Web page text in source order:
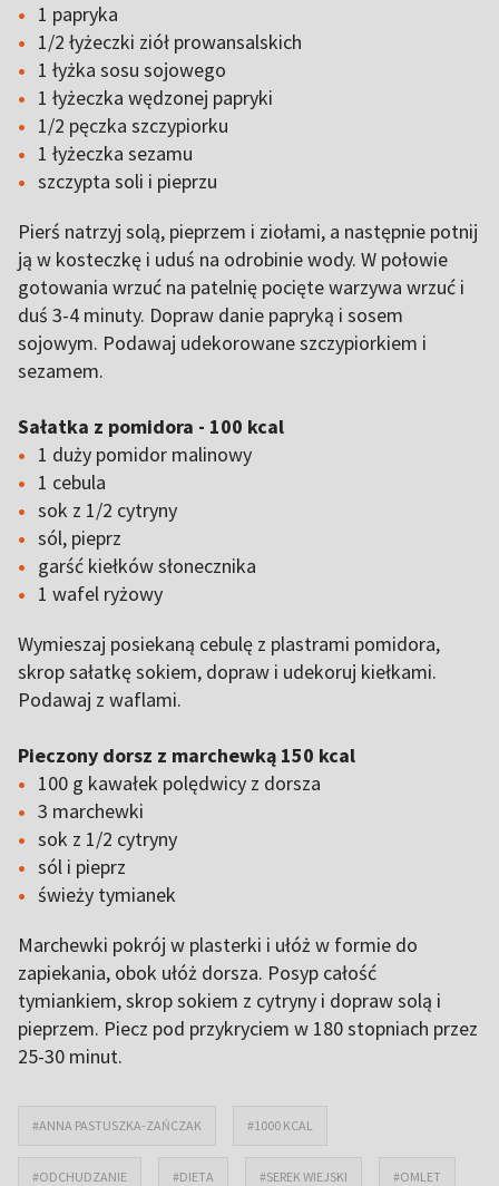
1 papryka
1/2 łyżeczki ziół prowansalskich
1 łyżka sosu sojowego
1 łyżeczka wędzonej papryki
1/2 pęczka szczypiorku
1 łyżeczka sezamu
szczypta soli i pieprzu
Pierś natrzyj solą, pieprzem i ziołami, a następnie potnij
ją w kosteczkę i uduś na odrobinie wody. W połowie
gotowania wrzuć na patelnię pocięte warzywa wrzuć i
duś 3-4 minuty. Dopraw danie papryką i sosem
sojowym. Podawaj udekorowane szczypiorkiem i
sezamem.
Sałatka z pomidora - 100 kcal
1 duży pomidor malinowy
1 cebula
sok z 1/2 cytryny
sól, pieprz
garść kiełków słonecznika
1 wafel ryżowy
Wymieszaj posiekaną cebulę z plastrami pomidora,
skrop sałatkę sokiem, dopraw i udekoruj kiełkami.
Podawaj z waflami.
Pieczony dorsz z marchewką 150 kcal
100 g kawałek polędwicy z dorsza
3 marchewki
sok z 1/2 cytryny
sól i pieprz
świeży tymianek
Marchewki pokrój w plasterki i ułóż w formie do
zapiekania, obok ułóż dorsza. Posyp całość
tymiankiem, skrop sokiem z cytryny i dopraw solą i
pieprzem. Piecz pod przykryciem w 180 stopniach przez
25-30 minut.
#ANNA PASTUSZKA-ZAŃCZAK #1000 KCAL
#ODCHUDZANIE #DIETA #SEREK WIEJSKI #OMLET